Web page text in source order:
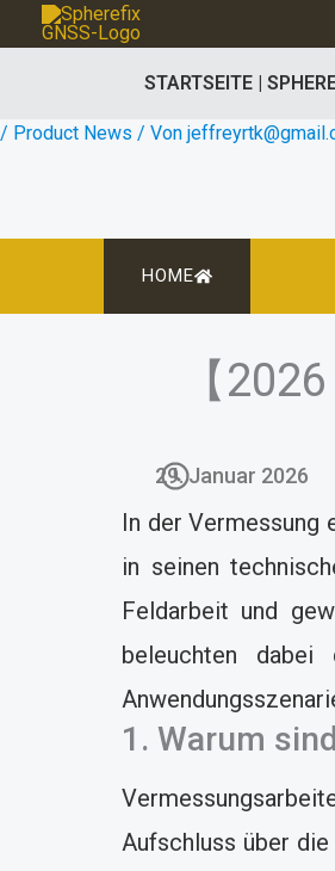
Inhalt
STARTSEITE |
/ Product News / Von
HOME
【
29. Januar 2026
In der Vermessung
in seinen
Feldarbeit und
beleuchten
1. Warum
Aufschluss über